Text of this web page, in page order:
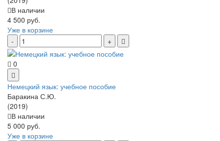
В наличии
4 500 руб.
Уже в корзине
0
Немецкий язык: учебное пособие
Баракина С.Ю.
(2019)
В наличии
5 000 руб.
Уже в корзине